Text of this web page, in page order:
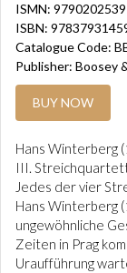
ISMN:
ISBN:
Catalogue Code:
Publisher: Boosey
BUY NOW
Hans Winterberg
III.
Jedes der vier
Hans Winterberg
ungewöhnliche
Zeiten in Prag
Uraufführung